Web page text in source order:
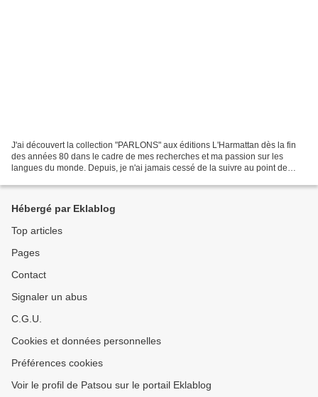
J'ai découvert la collection "PARLONS" aux éditions L'Harmattan dès la fin
des années 80 dans le cadre de mes recherches et ma passion sur les
langues du monde. Depuis, je n'ai jamais cessé de la suivre au point de
Hébergé par Eklablog
Top articles
Pages
Contact
Signaler un abus
C.G.U.
Cookies et données personnelles
Préférences cookies
Voir le profil de Patsou sur le portail Eklablog